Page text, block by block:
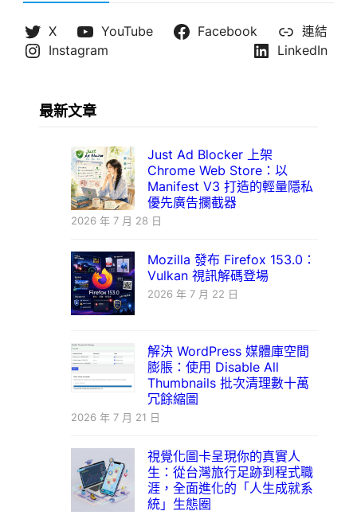
X YouTube Facebook
連結
Instagram
LinkedIn
最新文章
Just Ad Blocker 上架
Chrome Web Store：以
Manifest V3 打造的輕量隱私
優先廣告攔截器
2026 年 7 月 28 日
Mozilla 發布 Firefox 153.0：
Vulkan 視訊解碼登場
2026 年 7 月 22 日
解決 WordPress 媒體庫空間
膨脹：使用 Disable All
Thumbnails 批次清理數十萬
冗餘縮圖
2026 年 7 月 21 日
視覺化圖卡呈現你的真實人
生：從台灣旅行足跡到程式職
涯，全面進化的「人生成就系
統」生態圈